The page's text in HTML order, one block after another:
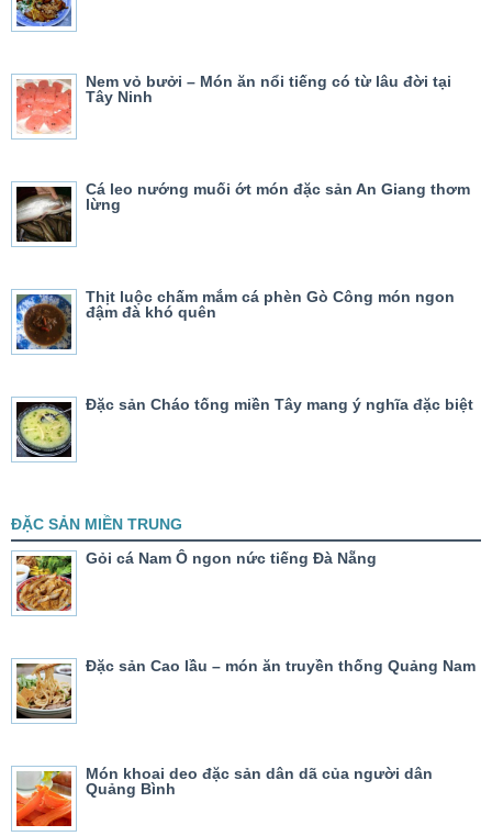
Nem vỏ bưởi – Món ăn nổi tiếng có từ lâu đời tại
Tây Ninh
Cá leo nướng muối ớt món đặc sản An Giang thơm
lừng
Thịt luộc chấm mắm cá phèn Gò Công món ngon
đậm đà khó quên
Đặc sản Cháo tống miền Tây mang ý nghĩa đặc biệt
ĐẶC SẢN MIỀN TRUNG
Gỏi cá Nam Ô ngon nức tiếng Đà Nẵng
Đặc sản Cao lầu – món ăn truyền thống Quảng Nam
Món khoai deo đặc sản dân dã của người dân
Quảng Bình